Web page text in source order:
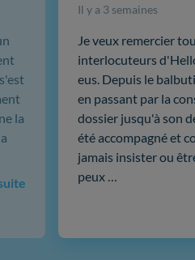
Il y a 3 semaines
Je veux remercier
interlocuteurs
eus. Depuis le
en passant par la
dossier jusqu'à son
été accompagné et
jamais insister ou
peux …
la